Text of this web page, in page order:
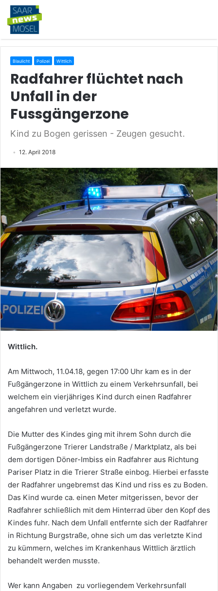
Blaulicht Polizei Wittlich
Radfahrer flüchtet nach
Unfall in der
Fussgängerzone
Kind zu Bogen gerissen - Zeugen gesucht.
12. April 2018
Wittlich.
Am Mittwoch, 11.04.18, gegen 17:00 Uhr kam es in der
Fußgängerzone in Wittlich zu einem Verkehrsunfall, bei
welchem ein vierjähriges Kind durch einen Radfahrer
angefahren und verletzt wurde.
Die Mutter des Kindes ging mit ihrem Sohn durch die
Fußgängerzone Trierer Landstraße / Marktplatz, als bei
dem dortigen Döner-Imbiss ein Radfahrer aus Richtung
Pariser Platz in die Trierer Straße einbog. Hierbei erfasste
der Radfahrer ungebremst das Kind und riss es zu Boden.
Das Kind wurde ca. einen Meter mitgerissen, bevor der
Radfahrer schließlich mit dem Hinterrad über den Kopf des
Kindes fuhr. Nach dem Unfall entfernte sich der Radfahrer
in Richtung Burgstraße, ohne sich um das verletzte Kind
zu kümmern, welches im Krankenhaus Wittlich ärztlich
behandelt werden musste.
Wer kann Angaben zu vorliegendem Verkehrsunfall